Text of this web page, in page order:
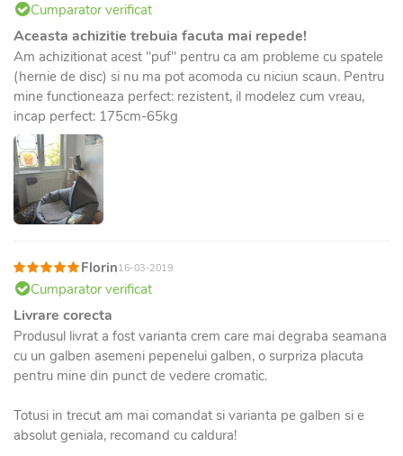
Cumparator verificat
Aceasta achizitie trebuia facuta mai repede!
Am achizitionat acest "puf" pentru ca am probleme cu spatele
(hernie de disc) si nu ma pot acomoda cu niciun scaun. Pentru
mine functioneaza perfect: rezistent, il modelez cum vreau,
incap perfect: 175cm-65kg
Florin16-03-2019
Cumparator verificat
Livrare corecta
Produsul livrat a fost varianta crem care mai degraba seamana
cu un galben asemeni pepenelui galben, o surpriza placuta
pentru mine din punct de vedere cromatic.
Totusi in trecut am mai comandat si varianta pe galben si e
absolut geniala, recomand cu caldura!